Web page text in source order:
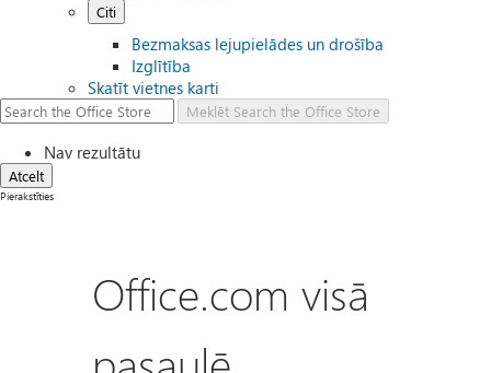
Citi
Bezmaksas lejupielādes un drošība
Izglītība
Skatīt vietnes karti
Meklēt Search the Office Store
Nav rezultātu
Atcelt
Pierakstīties
Office.com visā